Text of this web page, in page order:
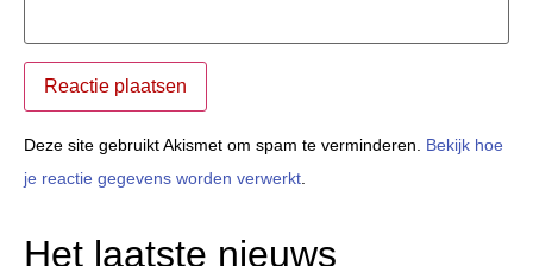
Deze site gebruikt Akismet om spam te verminderen. Bekijk hoe
je reactie gegevens worden verwerkt
Het laatste nieuws